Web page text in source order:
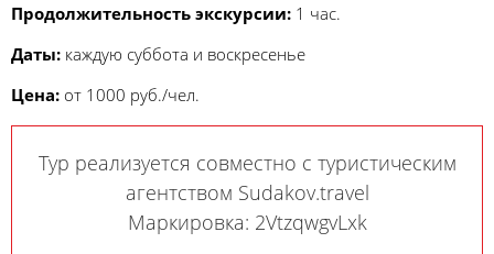
Продолжительность экскурсии: 1 час.
Даты: каждую суббота и воскресенье
Цена: от 1000 руб./чел.
Тур реализуется совместно с туристическим
агентством Sudakov.travel
Маркировка: 2VtzqwgvLxk